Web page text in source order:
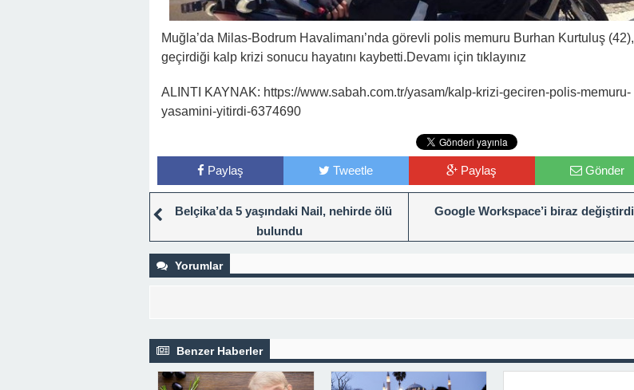
Muğla’da Milas-Bodrum Havalimanı’nda görevli polis memuru Burhan Kurtuluş (42),
geçirdiği kalp krizi sonucu hayatını kaybetti.Devamı için tıklayınız
ALINTI KAYNAK: https://www.sabah.com.tr/yasam/kalp-krizi-geciren-polis-memuru-
yasamini-yitirdi-6374690
Paylaş Tweetle Paylaş Gönder
Belçika’da 5 yaşındaki Nail, nehirde ölü
bulundu
Google Workspace’i biraz değiştirdi
Yorumlar
Benzer Haberler